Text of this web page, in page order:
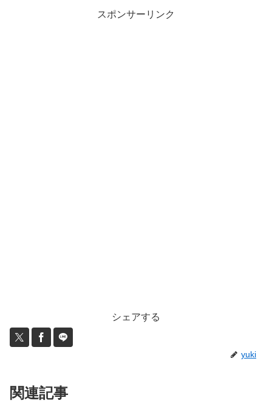
スポンサーリンク
シェアする
yuki
関連記事